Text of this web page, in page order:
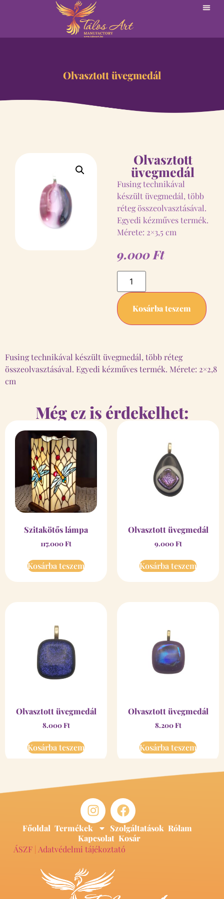
Olvasztott üvegmedál
Olvasztott
üvegmedál
Fusing technikával
készült üvegmedál, több
réteg összeolvasztásával.
Egyedi kézműves termék.
Mérete: 2×3,5 cm
9.000 Ft
Kosárba teszem
Fusing technikával készült üvegmedál, több réteg
összeolvasztásával. Egyedi kézműves termék. Mérete: 2×2,8
cm
Még ez is érdekelhet:
Szitakötős lámpa
117.000Ft
Kosárba teszem
Olvasztott üvegmedál
9.000Ft
Kosárba teszem
Olvasztott üvegmedál
8.000Ft
Kosárba teszem
Olvasztott üvegmedál
8.200Ft
Kosárba teszem
Főoldal Termékek Szolgáltatások Rólam
Kapcsolat Kosár
ÁSZF| Adatvédelmi tájékoztató